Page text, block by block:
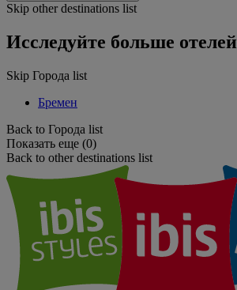
Skip other destinations list
Исследуйте больше отелей
Skip Города list
Бремен
Back to Города list
Показать еще (0)
Back to other destinations list